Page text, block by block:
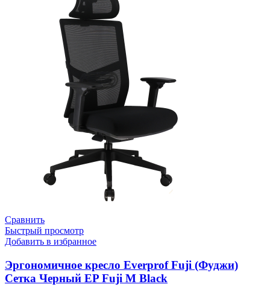
Сравнить
Быстрый просмотр
Добавить в избранное
Эргономичное кресло Everprof Fuji (Фуджи)
Сетка Черный EP Fuji M Black